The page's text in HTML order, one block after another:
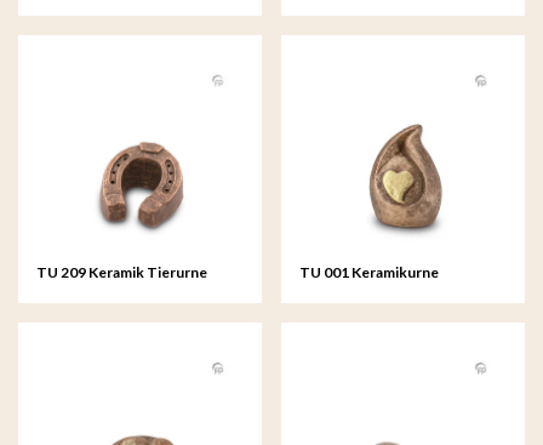
TU 209 Keramik Tierurne TU 001 Keramikurne